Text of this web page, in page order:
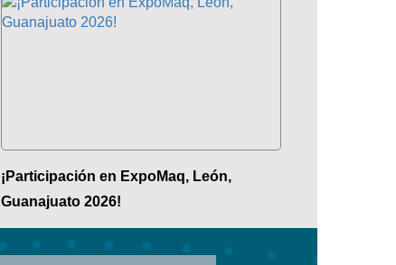
¡Participación en ExpoMaq, León,
Guanajuato 2026!